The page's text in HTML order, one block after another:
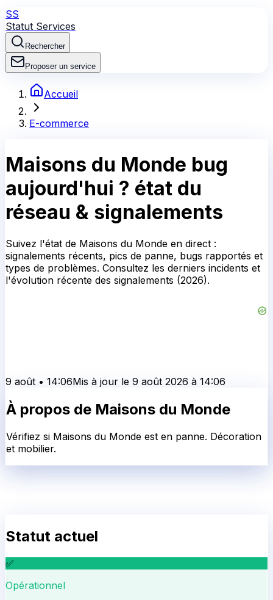
SS
Statut Services
Rechercher
Proposer un service
Accueil
E-commerce
Maisons du Monde bug
aujourd'hui ? état du
réseau & signalements
Suivez l'état de Maisons du Monde en direct :
signalements récents, pics de panne, bugs rapportés et
types de problèmes. Consultez les derniers incidents et
l'évolution récente des signalements (2026).
9 août • 14:06Mis à jour le 9 août 2026 à 14:06
À propos de Maisons du Monde
Vérifiez si Maisons du Monde est en panne. Décoration
et mobilier.
Statut actuel
✅
Opérationnel